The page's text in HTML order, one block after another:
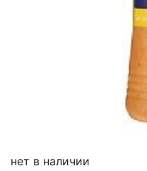
нет в наличии